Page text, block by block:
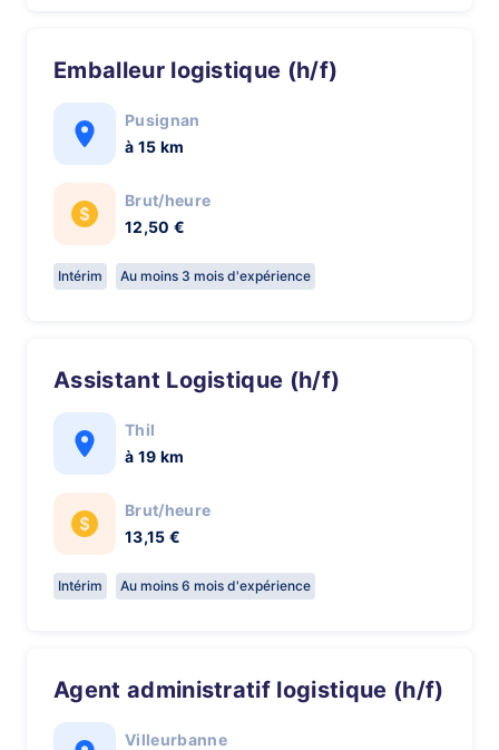
Emballeur logistique (h/f)
Pusignan
à 15 km
Brut/heure
12,50 €
Intérim Au moins 3 mois d'expérience
Assistant Logistique (h/f)
Thil
à 19 km
Brut/heure
13,15 €
Intérim Au moins 6 mois d'expérience
agent administratif logistique (h/f)
Villeurbanne